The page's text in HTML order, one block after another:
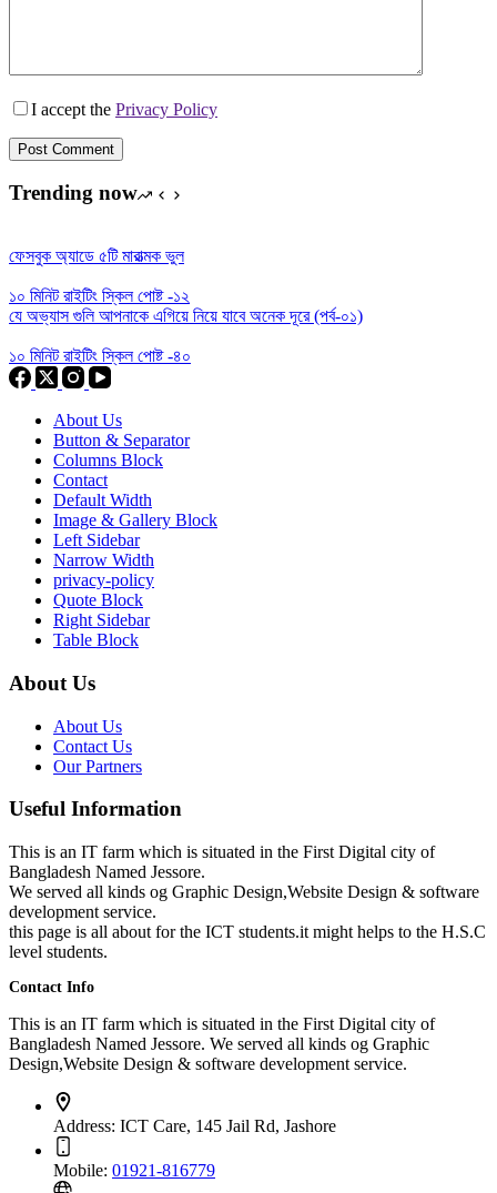
I accept the Privacy Policy
Post Comment
Trending now
ফেসবুক অ্যাডে ৫টি মারাত্মক ভুল
১০ মিনিট রাইটিং স্কিল পোষ্ট -১২
যে অভ্যাস গুলি আপনাকে এগিয়ে নিয়ে যাবে অনেক দূরে (পর্ব-০১)
১০ মিনিট রাইটিং স্কিল পোষ্ট -৪০
About Us
Button & Separator
Columns Block
Contact
Default Width
Image & Gallery Block
Left Sidebar
Narrow Width
privacy-policy
Quote Block
Right Sidebar
Table Block
About Us
About Us
Contact Us
Our Partners
Useful Information
This is an IT farm which is situated in the First Digital city of
Bangladesh Named Jessore.
We served all kinds og Graphic Design,Website Design & software
development service.
this page is all about for the ICT students.it might helps to the H.S.C
level students.
Contact Info
This is an IT farm which is situated in the First Digital city of
Bangladesh Named Jessore. We served all kinds og Graphic
Design,Website Design & software development service.
Address: ICT Care, 145 Jail Rd, Jashore
Mobile: 01921-816779